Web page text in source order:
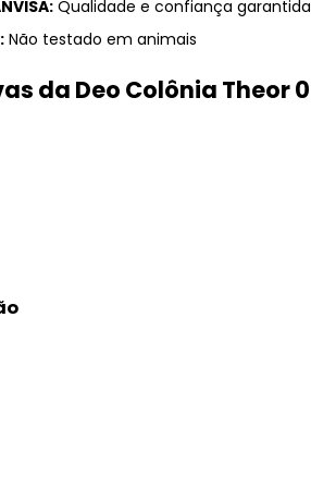
Qualidade e confiança
Não testado em animais
da Deo Colônia Theor